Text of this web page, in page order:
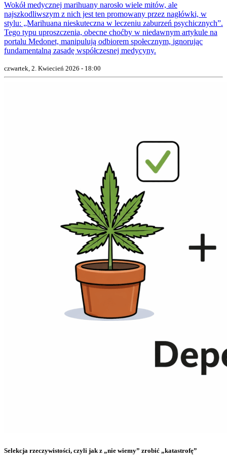
Wokół medycznej marihuany narosło wiele mitów, ale
najszkodliwszym z nich jest ten promowany przez nagłówki, w
stylu: „Marihuana nieskuteczna w leczeniu zaburzeń psychicznych”.
Tego typu uproszczenia, obecne choćby w niedawnym artykule na
portalu Medonet, manipulują odbiorem społecznym, ignorując
fundamentalną zasadę współczesnej medycyny.
czwartek, 2. Kwiecień 2026 - 18:00
Selekcja rzeczywistości, czyli jak z „nie wiemy” zrobić „katastrofę”